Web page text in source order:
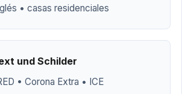
• casas residenciales
und Schilder
• Corona Extra • ICE